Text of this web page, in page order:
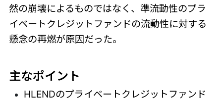
然の崩壊によるものではなく、準流動性のプラ
イベートクレジットファンドの流動性に対する
懸念の再燃が原因だった。
主なポイント
HLENDのプライベートクレジットファンド